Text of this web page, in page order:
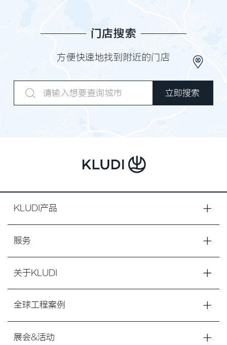
门店搜索
方便快速地找到附近的门店
KLUDI产品
服务
关于KLUDI
全球工程案例
展会&活动